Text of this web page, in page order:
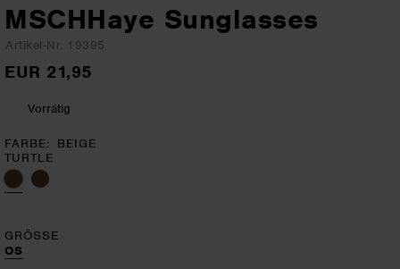
MSCHHaye Sunglasses
Artikel-Nr. 19395
EUR 21,95
Vorrätig
FARBE
BEIGE
TURTLE
GRÖSSE
OS